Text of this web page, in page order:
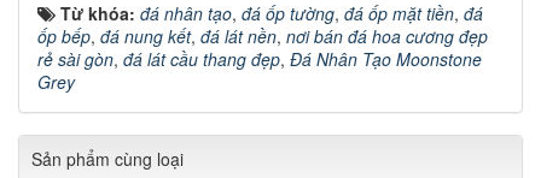
Từ khóa: đá nhân tạo, đá ốp tường, đá ốp mặt tiền, đá
ốp bếp, đá nung kết, đá lát nền, nơi bán đá hoa cương đẹp
rẻ sài gòn, đá lát cầu thang đẹp, Đá Nhân Tạo Moonstone
Grey
Sản phẩm cùng loại